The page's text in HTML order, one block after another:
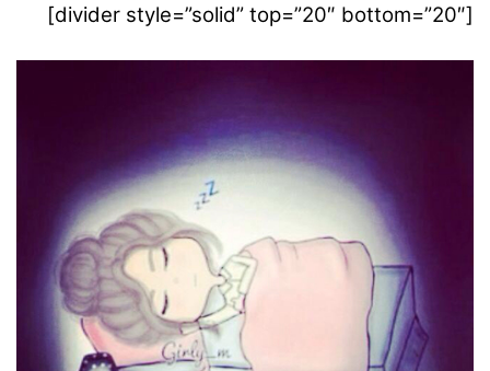
[divider style=”solid” top=”20″ bottom=”20″]